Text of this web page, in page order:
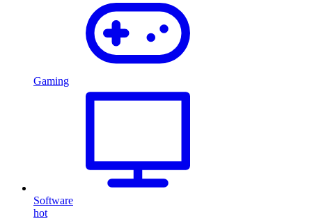
Gaming
Software
hot